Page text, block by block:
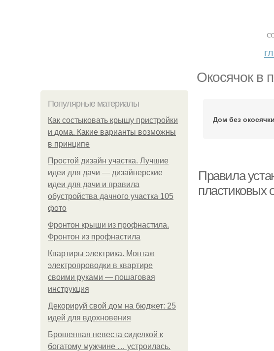
Окосячок в
Популярные материалы
Как состыковать крышу пристройки
и дома. Какие варианты возможны
в принципе
Простой дизайн участка. Лучшие
идеи для дачи — дизайнерские
идеи для дачи и правила
обустройства дачного участка 105
фото
Фронтон крыши из профнастила.
Фронтон из профнастила
Квартиры электрика. Монтаж
электропроводки в квартире
своими руками — пошаговая
инструкция
Декорируй свой дом на бюджет: 25
идей для вдохновения
Брошенная невеста сиделкой к
богатому мужчине … устроилась.
Дом без окосячки
Правила
пластиковых